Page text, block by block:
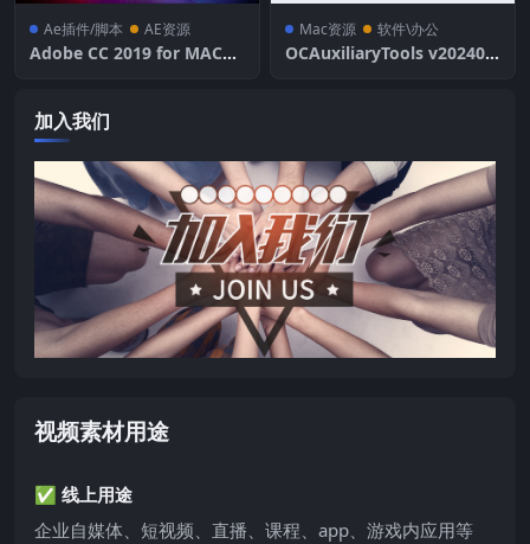
Ae插件/脚本 AE资源
Adobe CC 2019 for MAC独
Mac资源 软件\办公
OCAuxiliaryTools v202400
加入我们
视频素材用途
✅ 线上用途
企业自媒体、短视频、直播、课程、app、游戏内应用等